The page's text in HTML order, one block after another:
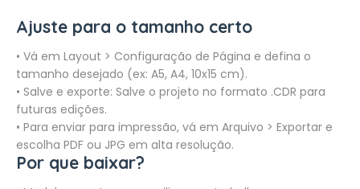
Ajuste para o tamanho certo
• Vá em Layout > Configuração de Página e defina o
tamanho desejado (ex: A5, A4, 10x15 cm).
• Salve e exporte: Salve o projeto no formato .CDR para
futuras edições.
• Para enviar para impressão, vá em Arquivo > Exportar e
escolha PDF ou JPG em alta resolução.
Por que baixar?